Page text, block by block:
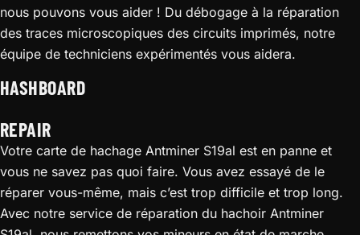
nous pouvons vous aider ! Du débogage à la réparation
des traces microscopiques des circuits imprimés, notre
équipe de techniciens expérimentés vous aidera.
HASHBOARD
REPAIR
Votre carte de hachage Antminer S19al est en panne et
vous ne savez pas quoi faire. Vous avez essayé de le
réparer vous-même, mais c’est trop difficile et trop long.
Avec notre service de réparation du hachoir Antminer